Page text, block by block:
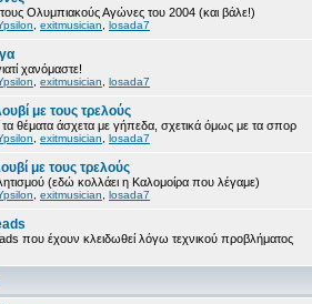
Ολυμπιακούς Αγώνες του 2004 (και βάλε!)
exitmusician losada7
χανόμαστε!
exitmusician losada7
με τους τρελούς
θέματα άσχετα με γήπεδα, σχετικά όμως με τα σπορ
exitmusician losada7
με τους τρελούς
(εδώ κολλάει η Καλομοίρα που λέγαμε)
exitmusician losada7
που έχουν κλειδωθεί λόγω τεχνικού προβλήματος